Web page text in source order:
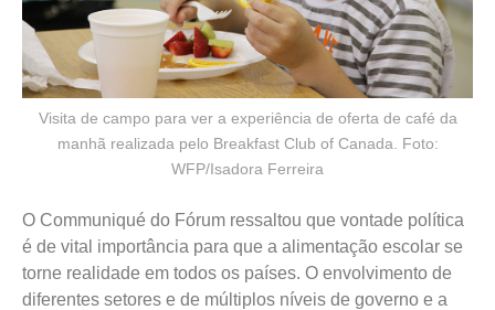
Visita de campo para ver a experiência de oferta de café da
manhã realizada pelo Breakfast Club of Canada. Foto:
WFP/Isadora Ferreira
O Communiqué do Fórum ressaltou que vontade política
é de vital importância para que a alimentação escolar se
torne realidade em todos os países. O envolvimento de
diferentes setores e de múltiplos níveis de governo e a